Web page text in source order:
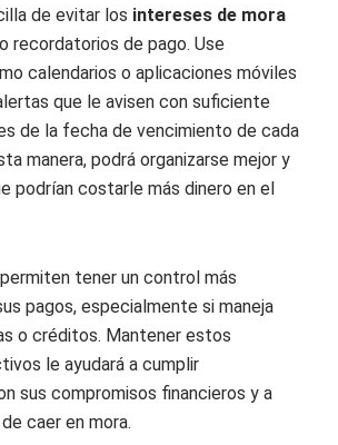
de evitar los intereses de mora
recordatorios de pago. Use
calendarios o aplicaciones móviles
que le avisen con suficiente
de la fecha de vencimiento de cada
manera, podrá organizarse mejor y
podrían costarle más dinero en el
tener un control más
pagos, especialmente si maneja
o créditos. Mantener estos
le ayudará a cumplir
sus compromisos financieros y a
caer en mora.